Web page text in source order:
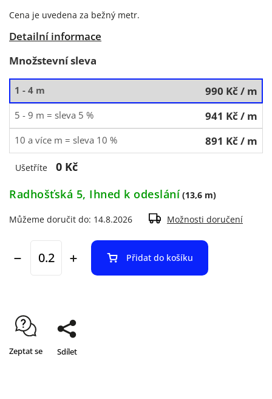
Cena je uvedena za bežný metr.
Detailní informace
Množstevní sleva
1 - 4 m 990 Kč/ m
5 - 9 m = sleva 5 % 941 Kč/ m
10 a více m = sleva 10 % 891 Kč/ m
Ušetříte
0 Kč
Radhošťská 5, Ihned k odeslání (13,6 m)
Můžeme doručit do: 14.8.2026 Možnosti doručení
Přidat do košíku
Zeptat se Sdílet